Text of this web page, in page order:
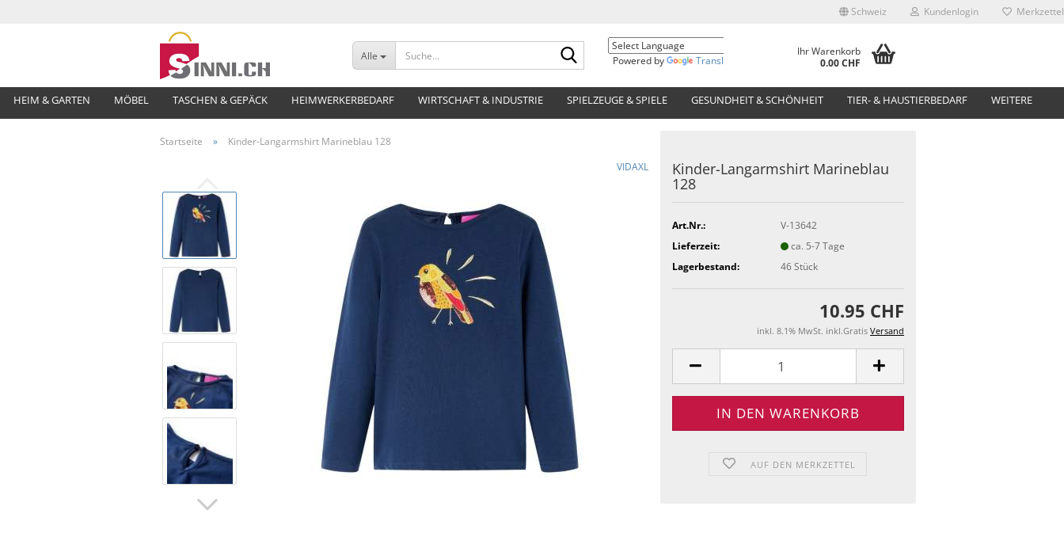
Schweiz Kundenlogin Merkzettel
Alle
Suche...
Powered by
Translate
Ihr Warenkorb
0.00 CHF
HEIM & GARTEN MÖBEL TASCHEN & GEPÄCK HEIMWERKERBEDARF WIRTSCHAFT & INDUSTRIE SPIELZEUGE & SPIELE GESUNDHEIT & SCHÖNHEIT TIER- & HAUSTIERBEDARF WEITERE
Startseite »
Kinder-Langarmshirt Marineblau 128
VIDAXL
Kinder-Langarmshirt Marineblau
128
Art.Nr.:
V-13642
Lieferzeit:
ca. 5-7 Tage
Lagerbestand:
46Stück
10.95 CHF
inkl. 8.1% MwSt. inkl.Gratis Versand
AUF DEN MERKZETTEL